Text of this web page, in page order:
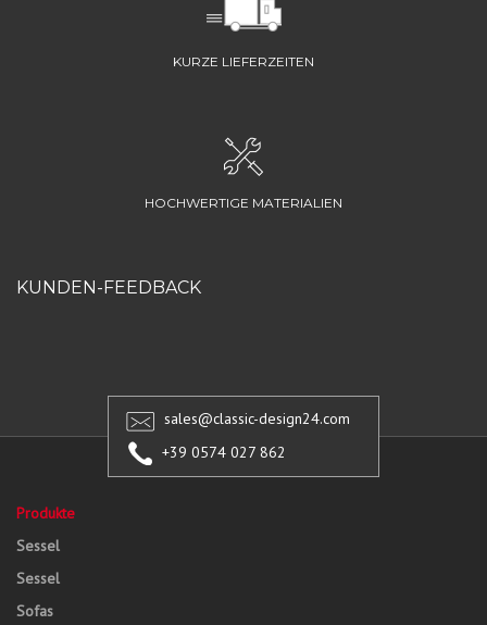
KURZE LIEFERZEITEN
HOCHWERTIGE MATERIALIEN
KUNDEN-FEEDBACK
sales@classic-design24.com
+39 0574 027 862
Produkte
Sessel
Sessel
Sofas